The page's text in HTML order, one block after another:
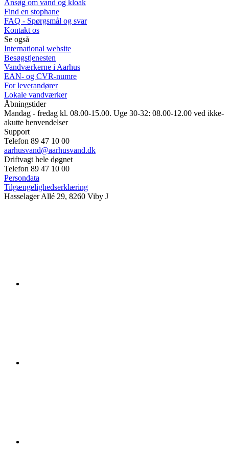
Ansøg om vand og kloak
Find en stophane
FAQ - Spørgsmål og svar
Kontakt os
Se også
International website
Besøgstjenesten
Vandværkerne i Aarhus
EAN- og CVR-numre
For leverandører
Lokale vandværker
Åbningstider
Mandag - fredag kl. 08.00-15.00. Uge 30-32: 08.00-12.00 ved ikke-
akutte henvendelser
Support
Telefon 89 47 10 00
aarhusvand@aarhusvand.dk
Driftvagt hele døgnet
Telefon 89 47 10 00
Persondata
Tilgængelighedserklæring
Hasselager Allé 29, 8260 Viby J